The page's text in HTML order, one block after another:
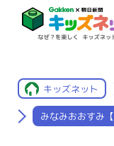
キッズネット
みなみおおすみ